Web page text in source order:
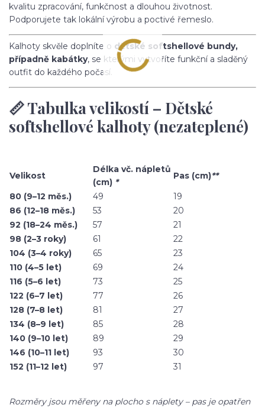
kvalitu zpracování, funkčnost a dlouhou životnost.
Podporujete tak lokální výrobu a poctivé řemeslo.
Kalhoty skvěle doplníte o dětské softshellové bundy,
případně kabátky, se kterými vytvoříte funkční a sladěný
outfit do každého počasí.
📏 Tabulka velikostí – Dětské
softshellové kalhoty (nezateplené)
Velikost
Délka vč. nápletů
(cm) *
Pas (cm)**
80 (9–12 měs.)
49
19
86 (12–18 měs.)
53
20
92 (18–24 měs.)
57
21
98 (2–3 roky)
61
22
104 (3–4 roky)
65
23
110 (4–5 let)
69
24
116 (5–6 let)
73
25
122 (6–7 let)
77
26
128 (7–8 let)
81
27
134 (8–9 let)
85
28
140 (9–10 let)
89
29
146 (10–11 let)
93
30
152 (11–12 let)
97 31
Rozměry jsou měřeny na plocho s náplety – pas je opatřen